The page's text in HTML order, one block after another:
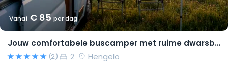
Vanaf € 85per dag
Jouw comfortabele buscamper met ruime dwarsbedden en natural look(s)!
(2) 2 Hengelo